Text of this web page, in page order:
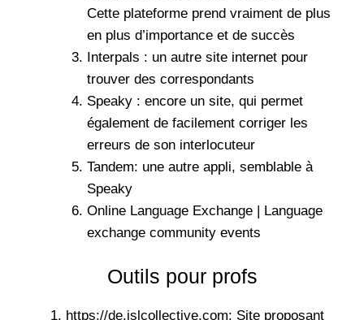
Cette plateforme prend vraiment de plus
en plus d’importance et de succès
Interpals : un autre site internet pour
trouver des correspondants
Speaky : encore un site, qui permet
également de facilement corriger les
erreurs de son interlocuteur
Tandem: une autre appli, semblable à
Speaky
Online Language Exchange | Language
exchange community events
Outils pour profs
https://de.islcollective.com: Site proposant